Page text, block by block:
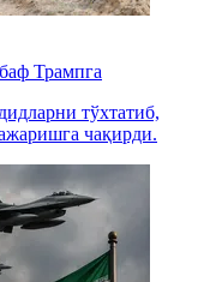
Трампга
тўхтатиб,
чақирди.